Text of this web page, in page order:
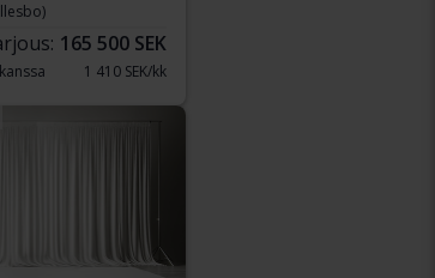
165 500 SEK
1 410 SEK/kk